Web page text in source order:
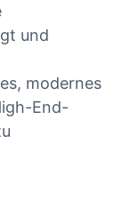
und
modernes
End-